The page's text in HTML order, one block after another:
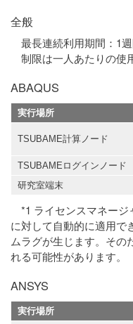
全般
最長連続利用期間：1
制限は一人あたりの使
ABAQUS
実行場所
TSUBAME計算ノード
TSUBAMEログインノード
研究室端末
*1 ライセンスマネージ
に対して自動的に適用で
ムラグが生じます。そ
れる可能性があります。
ANSYS
実行場所